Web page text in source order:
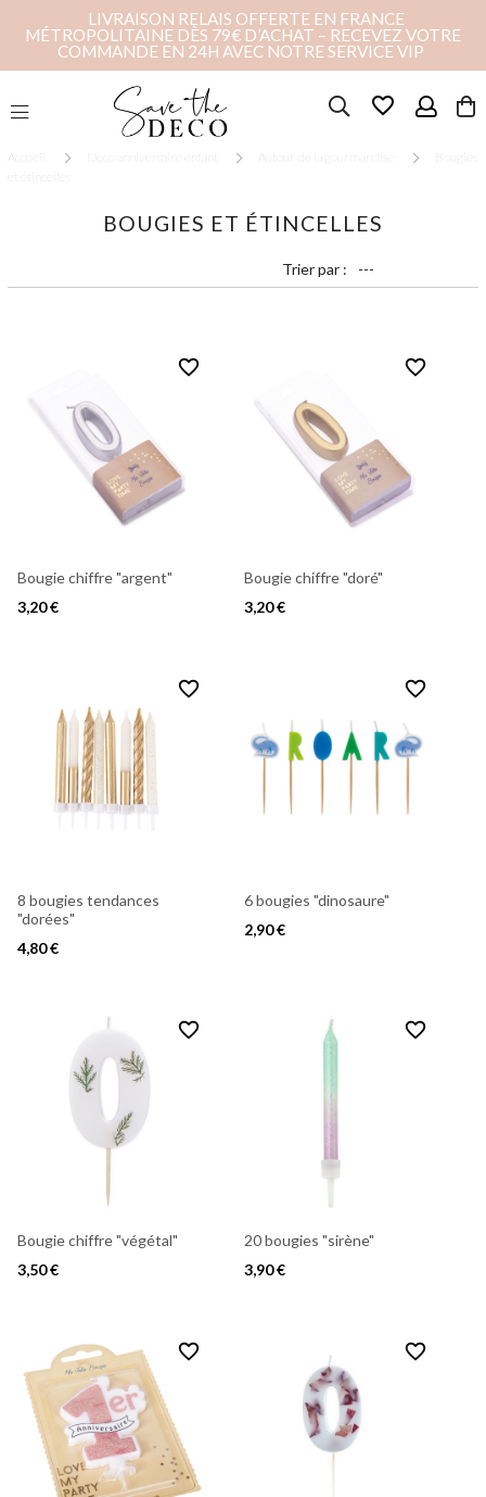
LIVRAISON RELAIS OFFERTE EN FRANCE
MÉTROPOLITAINE DÈS 79€ D’ACHAT – RECEVEZ VOTRE
COMMANDE EN 24H AVEC NOTRE SERVICE VIP
favorite_border
Accueil Deco anniversaire enfant Autour de la gourmandise
Bougies
et étincelles
BOUGIES ET ÉTINCELLES
Trier par :
favorite_border
Bougie chiffre "argent"
3,20 €
favorite_border
Bougie chiffre "doré"
3,20 €
favorite_border
8 bougies tendances
"dorées"
4,80 €
favorite_border
6 bougies "dinosaure"
2,90 €
favorite_border
Bougie chiffre "végétal"
3,50 €
favorite_border
20 bougies "sirène"
3,90 €
favorite_border favorite_border